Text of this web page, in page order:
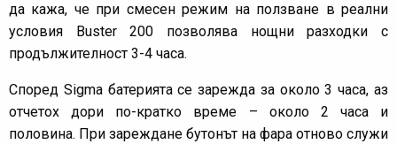
да кажа, че при смесен режим на ползване в реални
условия Buster 200 позволява нощни разходки с
продължителност 3-4 часа.
Според Sigma батерията се зарежда за около 3 часа, аз
отчетох дори по-кратко време – около 2 часа и
половина. При зареждане бутонът на фара отново служи